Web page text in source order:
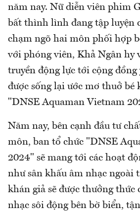
năm nay. Nữ diễn viên phim
bất thình lình đang tập luyện
chạm ngõ hai môn phối hợp
với phóng viên, Khả Ngân hy
truyền động lực tới cộng đồng
được sống lại ước mơ thuở bé
"DNSE Aquaman Vietnam
Năm nay, bên cạnh đầu tư
môn, ban tổ chức "DNSE
2024" sẽ mang tới các hoạt
như sân khấu âm nhạc ngoài
khán giả sẽ được thưởng thức
nhạc sôi động bên bờ biển,